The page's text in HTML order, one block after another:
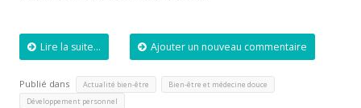
Lire la suite... Ajouter un nouveau commentaire
Publié dans Actualité bien-être Bien-être et médecine douce
Développement personnel